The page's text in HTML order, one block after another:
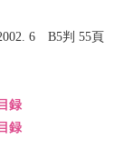
6 B5判 55頁
録
録